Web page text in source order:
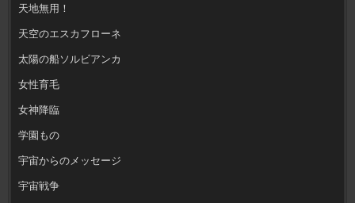
天地無用！
天空のエスカフローネ
太陽の船ソルビアンカ
女性育毛
女神降臨
学園もの
宇宙からのメッセージ
宇宙戦争